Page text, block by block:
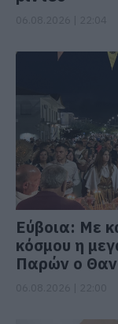
Εύβοια: Με
κόσμου η
Παρών ο